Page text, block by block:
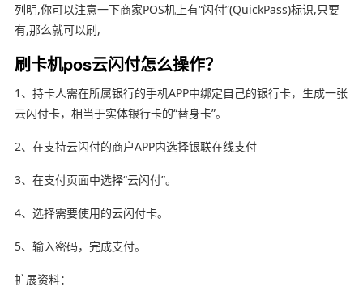
列明,你可以注意一下商家POS机上有“闪付”(QuickPass)标识,只要
有,那么就可以刷,
刷卡机pos云闪付怎么操作？
1、持卡人需在所属银行的手机APP中绑定自己的银行卡，生成一张
云闪付卡，相当于实体银行卡的“替身卡”。
2、在支持云闪付的商户APP内选择银联在线支付
3、在支付页面中选择“云闪付”。
4、选择需要使用的云闪付卡。
5、输入密码，完成支付。
扩展资料：